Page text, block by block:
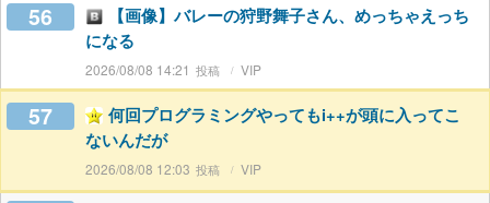
56
【画像】バレーの狩野舞子さん、めっちゃえっち
になる
2026/08/08 14:21 VIP
57
何回プログラミングやってもi++が頭に入ってこ
ないんだが
2026/08/08 12:03 VIP